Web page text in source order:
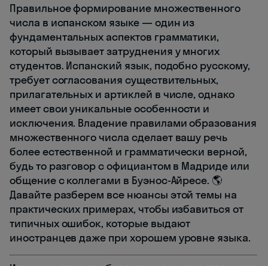
Правильное формирование множественного
числа в испанском языке — один из
фундаментальных аспектов грамматики,
который вызывает затруднения у многих
студентов. Испанский язык, подобно русскому,
требует согласования существительных,
прилагательных и артиклей в числе, однако
имеет свои уникальные особенности и
исключения. Владение правилами образования
множественного числа сделает вашу речь
более естественной и грамматически верной,
будь то разговор с официантом в Мадриде или
общение с коллегами в Буэнос-Айресе. 🌎
Давайте разберем все нюансы этой темы на
практических примерах, чтобы избавиться от
типичных ошибок, которые выдают
иностранцев даже при хорошем уровне языка.